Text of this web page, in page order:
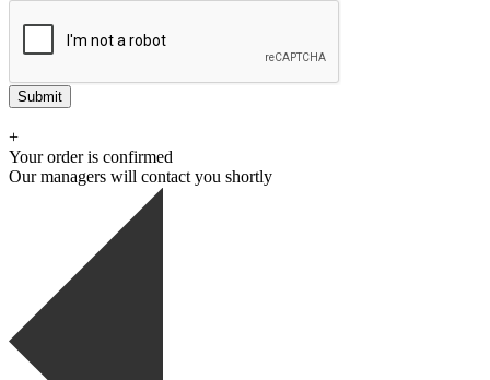
Submit
+
Your order is confirmed
Our managers will contact you shortly